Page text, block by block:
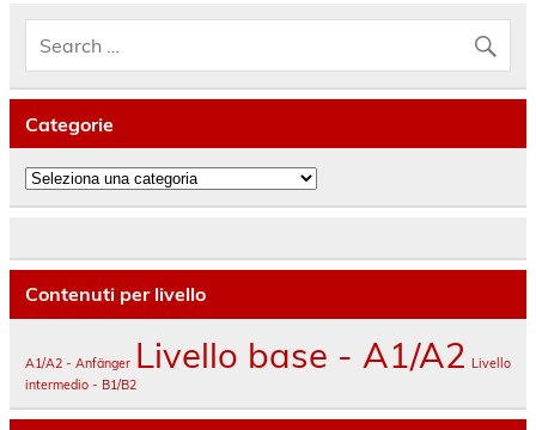
Categorie
Categorie
Contenuti per livello
A1/A2 - Anfänger Livello base - A1/A2 Livello
intermedio - B1/B2